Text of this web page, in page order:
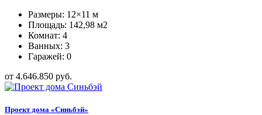
Размеры: 12×11 м
Площадь: 142,98 м2
Комнат: 4
Ванных: 3
Гаражей: 0
от 4.646.850 руб.
Проект дома «Синьбэй»